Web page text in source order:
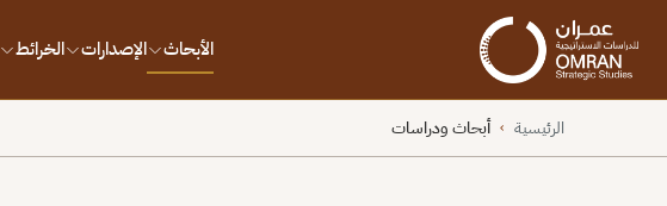
الأبحاث الإصدارات الخرائط
الرئيسية › أبحاث ودراسات